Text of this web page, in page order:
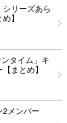
リーズあら
】
タイム」キ
まとめ】
2メンバー